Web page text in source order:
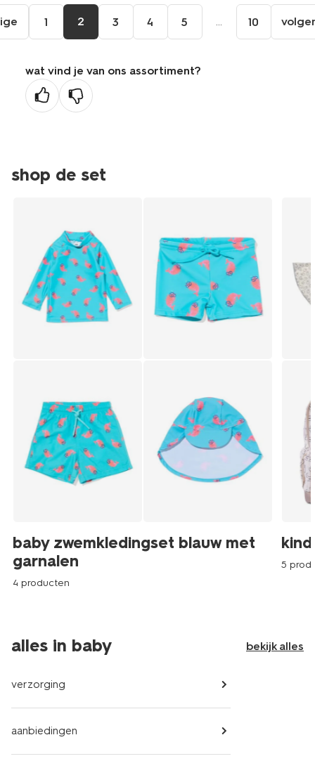
1 2 3 4 5 ... 10
wat vind je van ons assortiment?
shop de set
baby zwemkledingset blauw met
garnalen
4 producten
5
alles in baby bekijk alles
verzorging
aanbiedingen